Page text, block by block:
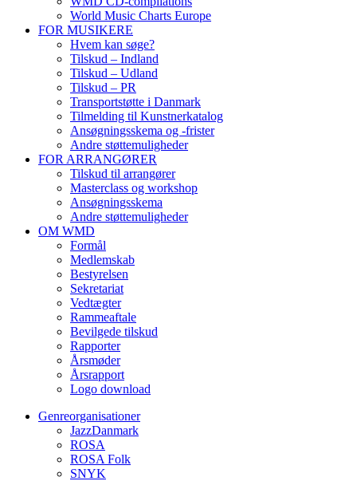
World Music Charts Europe
FOR MUSIKERE
Hvem kan søge?
Tilskud – Indland
Tilskud – Udland
Tilskud – PR
Transportstøtte i Danmark
Tilmelding til Kunstnerkatalog
Ansøgningsskema og -frister
Andre støttemuligheder
FOR ARRANGØRER
Tilskud til arrangører
Masterclass og workshop
Ansøgningsskema
Andre støttemuligheder
OM WMD
Formål
Medlemskab
Bestyrelsen
Sekretariat
Vedtægter
Rammeaftale
Bevilgede tilskud
Rapporter
Årsmøder
Årsrapport
Logo download
Genreorganisationer
JazzDanmark
ROSA
ROSA Folk
SNYK